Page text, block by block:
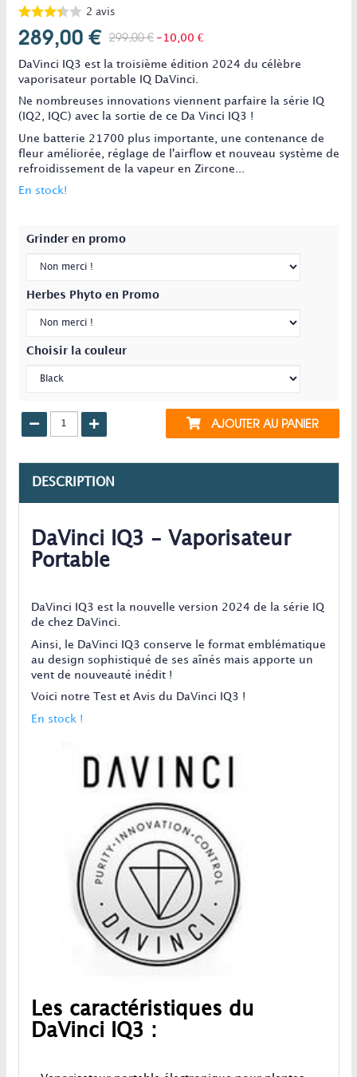
2 avis
299,00 € -10,00 €
289,00 €
DaVinci IQ3 est la troisième édition 2024 du célèbre
vaporisateur portable IQ DaVinci.
Ne nombreuses innovations viennent parfaire la série IQ
(IQ2, IQC) avec la sortie de ce Da Vinci IQ3 !
Une batterie 21700 plus importante, une contenance de
fleur améliorée, réglage de l'airflow et nouveau système de
refroidissement de la vapeur en Zircone...
En stock!
Grinder en promo
Herbes Phyto en Promo
Choisir la couleur
AJOUTER AU PANIER
DESCRIPTION
DaVinci IQ3 - Vaporisateur
Portable
DaVinci IQ3 est la nouvelle version 2024 de la série IQ
de chez DaVinci.
Ainsi, le DaVinci IQ3 conserve le format emblématique
au design sophistiqué de ses aînés mais apporte un
vent de nouveauté inédit !
Voici notre Test et Avis du DaVinci IQ3 !
En stock !
Les caractéristiques du
DaVinci IQ3 :